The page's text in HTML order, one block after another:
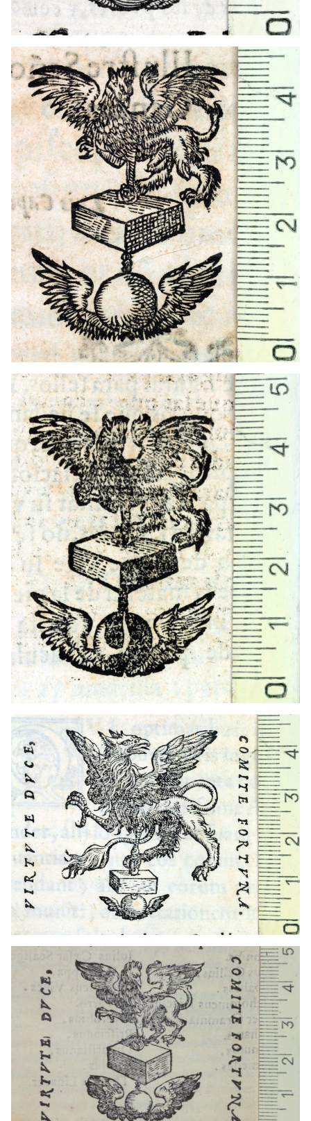
1591 - 1638 Barcelona (Catalunya)
1578 - 1599 Madrid (Madrid)
1556 - 1564
Pàdua (Itàlia)
1544 - 1576
Venècia (Itàlia)
1556 - 1564
Pàdua (Itàlia)
1544 - 1576
Venècia (Itàlia)
1557 - 1564 Lió (França)